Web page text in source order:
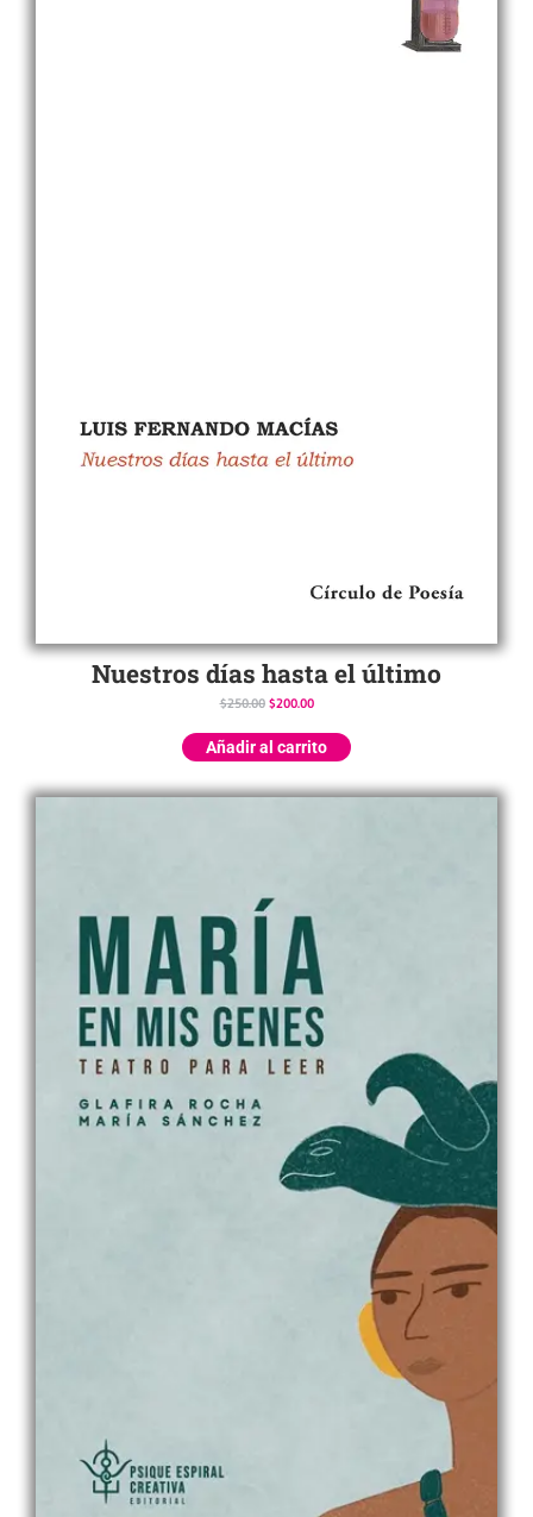
Nuestros días hasta el último
$250.00 $200.00
Añadir al carrito